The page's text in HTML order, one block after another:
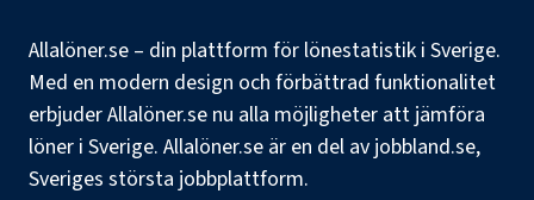
Allalöner.se – din plattform för lönestatistik i Sverige.
Med en modern design och förbättrad funktionalitet
erbjuder Allalöner.se nu alla möjligheter att jämföra
löner i Sverige. Allalöner.se är en del av jobbland.se,
Sveriges största jobbplattform.